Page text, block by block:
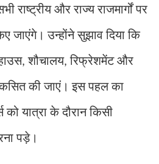
राष्ट्रीय और राज्य राजमार्गों पर
जाएंगे। उन्होंने सुझाव दिया कि
,शौचालय,रिफ्रेशमेंट और
की जाएं। इस पहल का
को यात्रा के दौरान किसी
पड़े।